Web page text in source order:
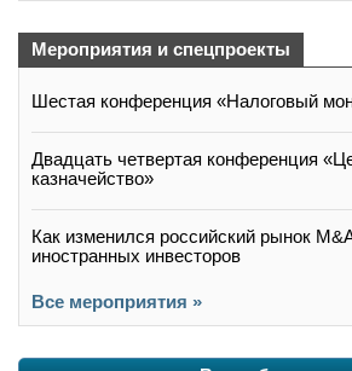
Мероприятия и спецпроекты
Шестая конференция «Налоговый
Двадцать четвертая конференция
казначейство»
Как изменился российский рынок
иностранных инвесторов
Все мероприятия »